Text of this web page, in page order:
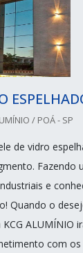
/ POÁ - SP
de vidro
Fazendo
e
Quando o
ALUMÍNIO
com os